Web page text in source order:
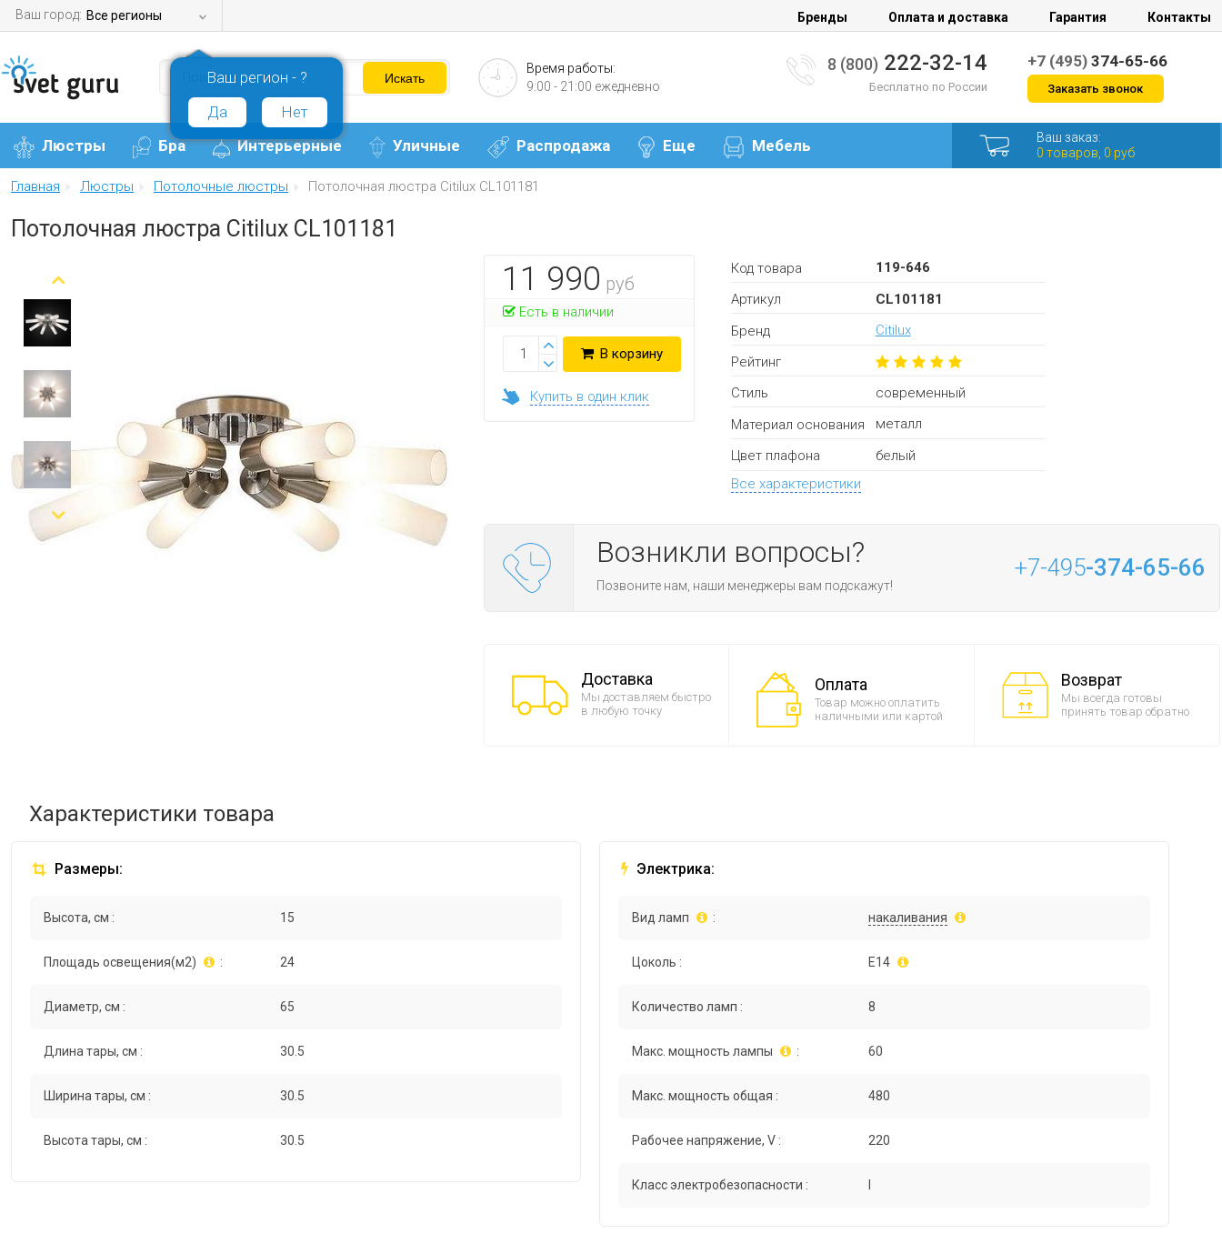
Ваш город: Все регионы
Ваш регион - ?
Да
Нет
Бренды Оплата и доставка Гарантия Контакты
Время работы:
9:00 - 21:00 ежедневно
8 (800) 222-32-14
Бесплатно по России
+7 (495)374-65-66
Заказать звонок
Люстры Бра Интерьерные Уличные Распродажа Еще Мебель
Ваш заказ:
0 товаров, 0 руб
Главная Люстры Потолочные люстры Потолочная люстра Citilux CL101181
Потолочная люстра Citilux CL101181
11 990 руб
Есть в наличии
В корзину
Купить в один клик
Код товара
119-646
Артикул
CL101181
Бренд
Citilux
Рейтинг
Стиль
современный
Материал основания
металл
Цвет плафона
белый
Все характеристики
Возникли вопросы?
Позвоните нам, наши менеджеры вам подскажут!
+7-495-374-65-66
Доставка
Мы доставляем быстро
в любую точку
Оплата
Товар можно оплатить
наличными или картой
Возврат
Мы всегда готовы
принять товар обратно
Характеристики товара
Размеры:
Высота, см : 15
Площадь освещения(м2) : 24
Диаметр, см : 65
Длина тары, см : 30.5
Ширина тары, см : 30.5
Высота тары, см : 30.5
Электрика:
Вид ламп : накаливания
Цоколь : E14
Количество ламп : 8
Макс. мощность лампы : 60
Макс. мощность общая : 480
Рабочее напряжение, V : 220
Класс электробезопасности :